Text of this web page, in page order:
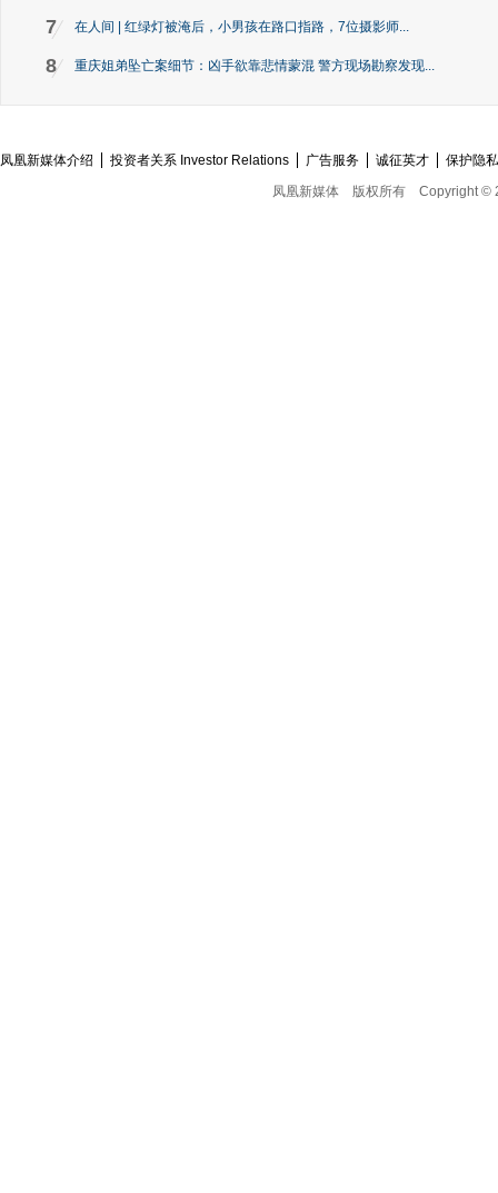
7 在人间 | 红绿灯被淹后，小男孩在路口指路，7位摄影师...
8 重庆姐弟坠亡案细节：凶手欲靠悲情蒙混 警方现场勘察发现...
凤凰新媒体介绍 投资者关系 Investor Relations 广告服务 诚征英才
保护隐
凤凰新媒体
版权所有 Copyright ©